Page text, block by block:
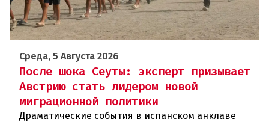
Среда, 5 Августа 2026
После шока Сеуты: эксперт призывает
Австрию стать лидером новой
миграционной политики
Драматические события в испанском анклаве